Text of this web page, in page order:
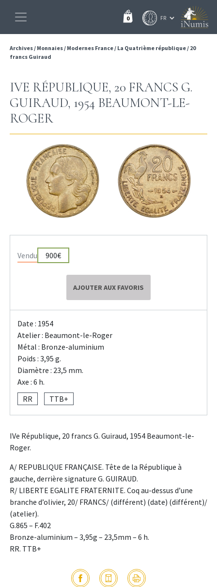
0
Archives/ Monnaies/ Modernes France/ La Quatrième république/ 20
francs Guiraud
IVE RÉPUBLIQUE, 20 FRANCS G.
GUIRAUD, 1954 BEAUMONT-LE-
ROGER
Vendu 900€
AJOUTER AUX FAVORIS
Date : 1954
Atelier : Beaumont-le-Roger
Métal : Bronze-aluminium
Poids : 3,95 g.
Diamètre : 23,5 mm.
Axe : 6 h.
RR
TTB+
IVe République, 20 francs G. Guiraud, 1954 Beaumont-le-
Roger.
A/ REPUBLIQUE FRANÇAISE. Tête de la République à
gauche, derrière signature G. GUIRAUD.
R/ LIBERTE EGALITE FRATERNITE. Coq au-dessus d’une
branche d’olivier, 20/ FRANCS/ (différent) (date) (différent)/
(atelier).
G.865 – F.402
Bronze-aluminium – 3,95g – 23,5mm – 6 h.
RR. TTB+